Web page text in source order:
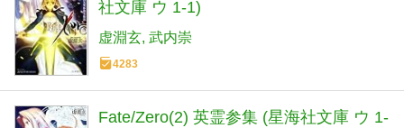
社文庫 ウ 1-1)
虚淵玄 武内崇
4283
Fate/Zero(2) 英霊参集 (星海社文庫 ウ 1-